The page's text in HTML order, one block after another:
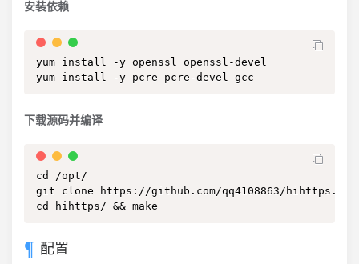
安装依赖
yum install -y openssl openssl-devel
yum install -y pcre pcre-devel gcc
下载源码并编译
cd /opt/
git clone https://github.com/qq4108863/hihttps.git
cd hihttps/ && make
配置